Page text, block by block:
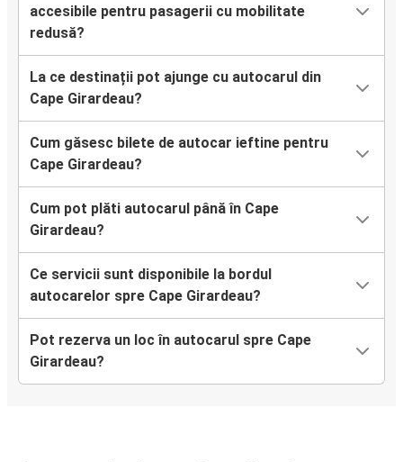
accesibile pentru pasagerii cu mobilitate
redusă?
La ce destinații pot ajunge cu autocarul din
Cape Girardeau?
Cum găsesc bilete de autocar ieftine pentru
Cape Girardeau?
Cum pot plăti autocarul până în Cape
Girardeau?
Ce servicii sunt disponibile la bordul
autocarelor spre Cape Girardeau?
Pot rezerva un loc în autocarul spre Cape
Girardeau?